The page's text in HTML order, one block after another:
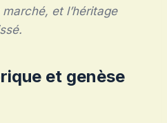
et l’héritage
et genèse